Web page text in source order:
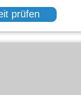
prüfen